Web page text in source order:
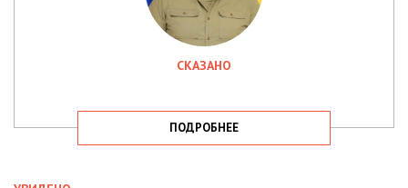
СКАЗАНО
ПОДРОБНЕЕ